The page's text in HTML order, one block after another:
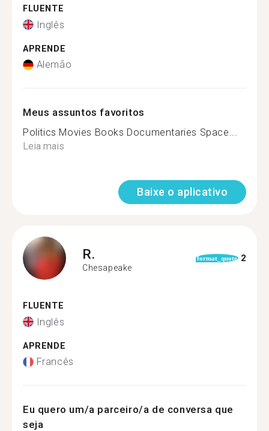
FLUENTE
Inglês
APRENDE
Alemão
Meus assuntos favoritos
Politics Movies Books Documentaries Space...
Leia mais
Baixe o aplicativo
R.
Chesapeake
format_quote 2
FLUENTE
Inglês
APRENDE
Francês
Eu quero um/a parceiro/a de conversa que
seja